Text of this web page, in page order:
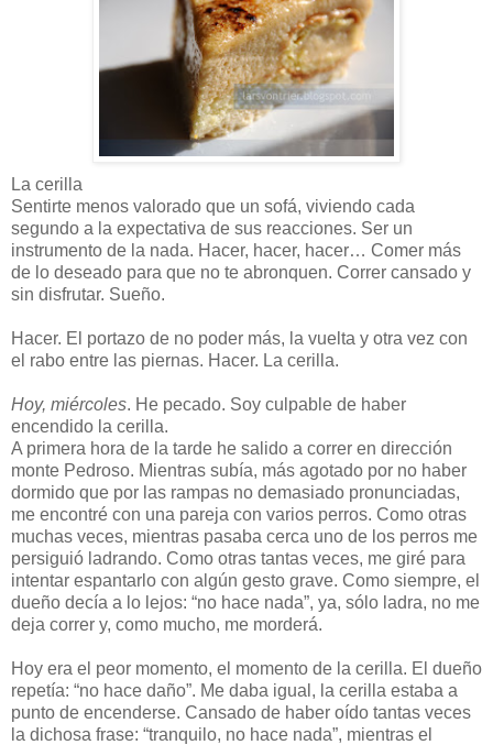
La cerilla
Sentirte menos valorado que un sofá, viviendo cada
segundo a la expectativa de sus reacciones. Ser un
instrumento de la nada. Hacer, hacer, hacer… Comer más
de lo deseado para que no te abronquen. Correr cansado y
sin disfrutar. Sueño.
Hacer. El portazo de no poder más, la vuelta y otra vez con
el rabo entre las piernas. Hacer. La cerilla.
Hoy, miércoles. He pecado. Soy culpable de haber
encendido la cerilla.
A primera hora de la tarde he salido a correr en dirección
monte Pedroso. Mientras subía, más agotado por no haber
dormido que por las rampas no demasiado pronunciadas,
me encontré con una pareja con varios perros. Como otras
muchas veces, mientras pasaba cerca uno de los perros me
persiguió ladrando. Como otras tantas veces, me giré para
intentar espantarlo con algún gesto grave. Como siempre, el
dueño decía a lo lejos: “no hace nada”, ya, sólo ladra, no me
deja correr y, como mucho, me morderá.
Hoy era el peor momento, el momento de la cerilla. El dueño
repetía: “no hace daño”. Me daba igual, la cerilla estaba a
punto de encenderse. Cansado de haber oído tantas veces
la dichosa frase: “tranquilo, no hace nada”, mientras el